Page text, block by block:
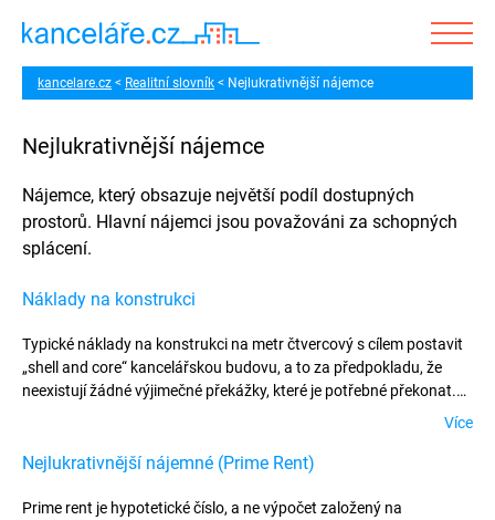
kancelare.cz Realitní slovník Nejlukrativnější nájemce
Nejlukrativnější nájemce
Nájemce, který obsazuje největší podíl dostupných
prostorů. Hlavní nájemci jsou považováni za schopných
splácení.
Náklady na konstrukci
Typické náklady na konstrukci na metr čtvercový s cílem postavit
„shell and core“ kancelářskou budovu, a to za předpokladu, že
neexistují žádné výjimečné překážky, které je potřebné překonat.
Náklady na konstrukci nezahrnují náklady na demolici nebo čištění
Více
Nejlukrativnější nájemné (Prime Rent)
Prime rent je hypotetické číslo, a ne výpočet založený na